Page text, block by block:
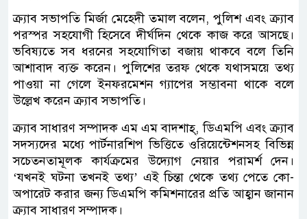
ক্র্যাব সভাপতি মির্জা মেহেদী তমাল বলেন, পুলিশ এবং ক্র্যাব
পরস্পর সহযোগী হিসেবে দীর্ঘদিন থেকে কাজ করে আসছে।
ভবিষ্যতে সব ধরনের সহযোগিতা বজায় থাকবে বলে তিনি
আশাবাদ ব্যক্ত করেন। পুলিশের তরফ থেকে যথাসময়ে তথ্য
পাওয়া না গেলে ইনফরমেশন গ্যাপের সম্ভাবনা থাকে বলে
উল্লেখ করেন ক্র্যাব সভাপতি।
ক্র্যাব সাধারণ সম্পাদক এম এম বাদশাহ্, ডিএমপি এবং ক্র্যাব
সদস্যদের মধ্যে পার্টনারশিপ ভিত্তিতে ওরিয়েন্টেশনসহ বিভিন্ন
সচেতনতামূলক কার্যক্রমের উদ্যোগ নেয়ার পরামর্শ দেন।
‘যখনই ঘটনা তখনই তথ্য’ এই চিন্তা থেকে তথ্য পেতে কো-
অপারেট করার জন্য ডিএমপি কমিশনারের প্রতি আহ্বান জানান
ক্র্যাব সাধারণ সম্পাদক।